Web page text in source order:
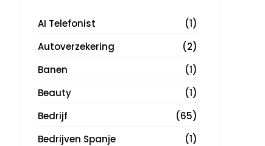
AI Telefonist
(1)
Autoverzekering
(2)
Banen
(1)
Beauty
(1)
Bedrijf
(65)
Bedrijven Spanje
(1)